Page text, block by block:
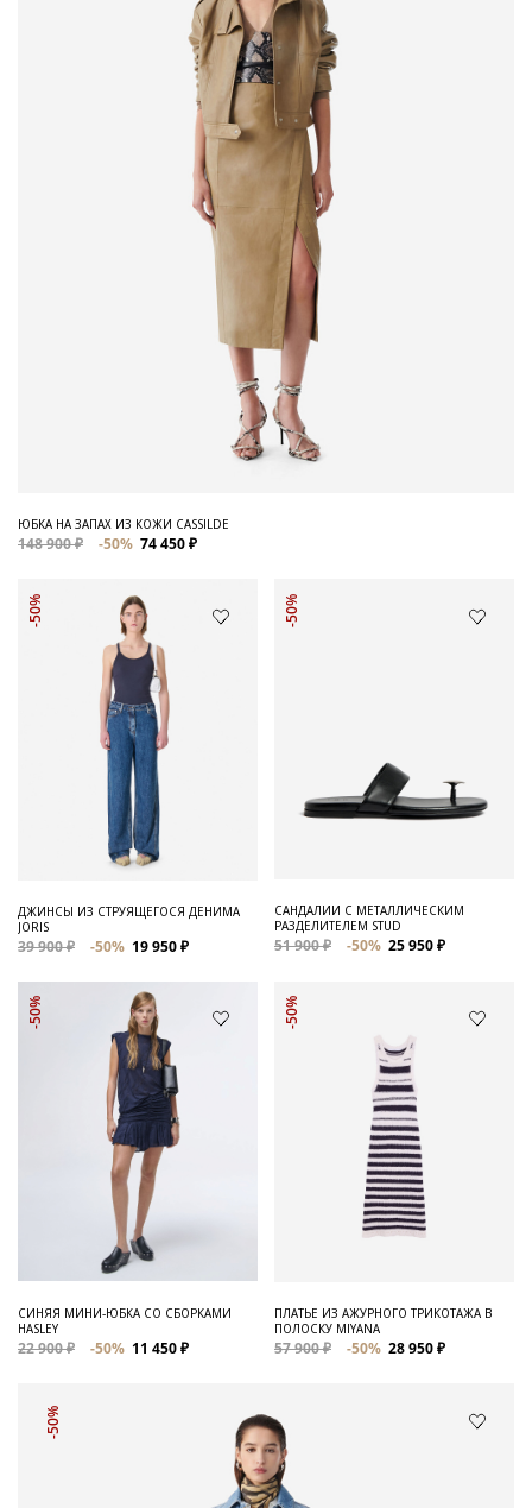
ЮБКА НА ЗАПАХ ИЗ КОЖИ CASSILDE
148 900 ₽ -50% 74 450 ₽
-50%
ДЖИНСЫ ИЗ СТРУЯЩЕГОСЯ ДЕНИМА
JORIS
39 900 ₽ -50% 19 950 ₽
-50%
САНДАЛИИ С МЕТАЛЛИЧЕСКИМ
РАЗДЕЛИТЕЛЕМ STUD
51 900 ₽ -50% 25 950 ₽
-50%
СИНЯЯ МИНИ-ЮБКА СО СБОРКАМИ
HASLEY
22 900 ₽ -50% 11 450 ₽
-50%
ПЛАТЬЕ ИЗ АЖУРНОГО ТРИКОТАЖА В
ПОЛОСКУ MIYANA
57 900 ₽ -50% 28 950 ₽
-50%